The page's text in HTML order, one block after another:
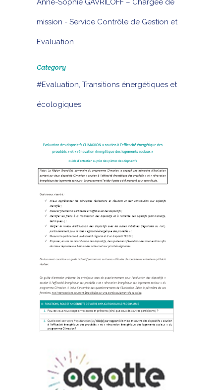
Anne-Sophie GAVRILOFF – Chargée de
mission - Service Contrôle de Gestion et
Evaluation
Category
#Evaluation, Transitions énergétiques et
écologiques